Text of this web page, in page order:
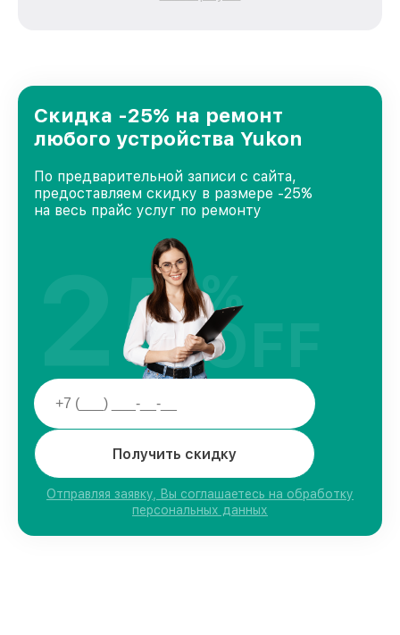
каждого пользователя продукции Yukon, вне
Краснодаре, постоянно повышая уровень
доверия и лояльности наших клиентов.
Скидка -25% на ремонт
любого устройства Yukon
По предварительной записи с сайта,
предоставляем скидку в размере -25%
на весь прайс услуг по ремонту
Получить скидку
Отправляя заявку, Вы соглашаетесь на обработку
персональных данных
25%
OFF